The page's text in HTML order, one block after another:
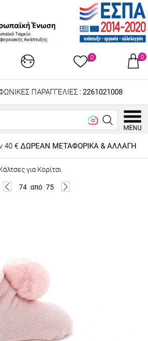
0 0
ΠΑΡΑΓΓΕΛΙΕΣ : 2261021008
40 € ΔΩΡΕΑΝ ΜΕΤΑΦΟΡΙΚΑ & ΑΛΛΑΓΗ
για Κορίτσι
74 από 75